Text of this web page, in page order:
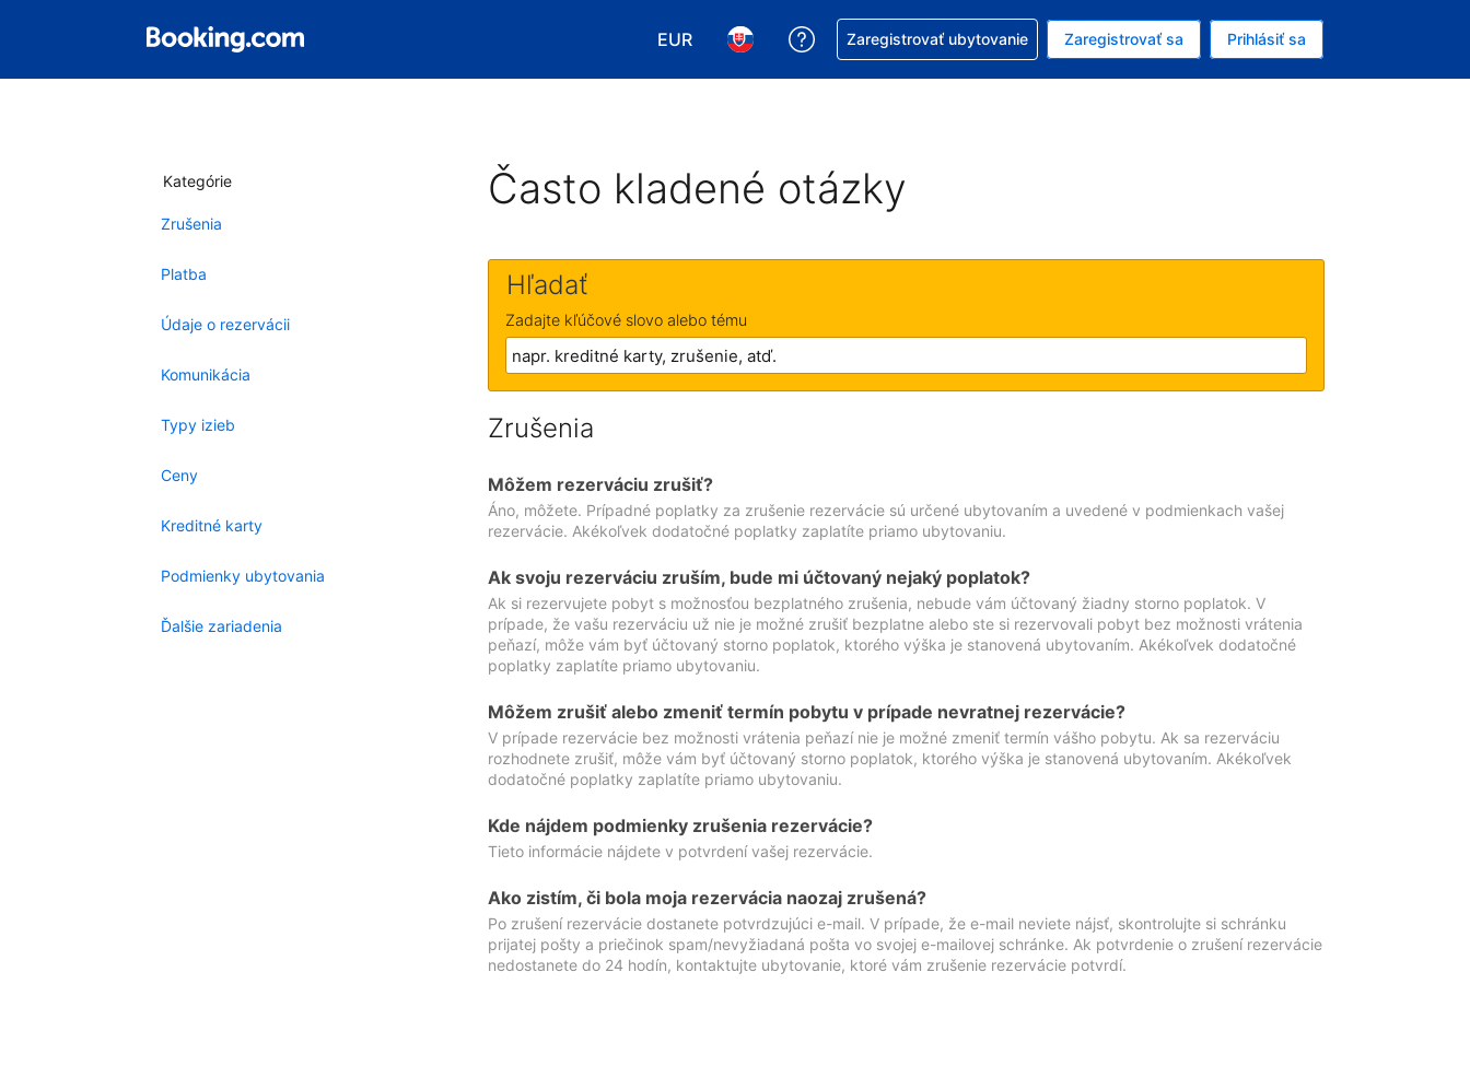
EUR
Vybrať menu. Momentálne máte zvolenú menu EUR
Vybrať jazyk. Momentálne máte zvolený jazyk V slovenčine
Získajte pomoc s rezerváciou
Zaregistrovať ubytovanie Zaregistrovať sa Prihlásiť sa
Kategórie
Zrušenia
Platba
Údaje o rezervácii
Komunikácia
Typy izieb
Ceny
Kreditné karty
Podmienky ubytovania
Ďalšie zariadenia
Často kladené otázky
Hľadať
Zadajte kľúčové slovo alebo tému
Zrušenia
Môžem rezerváciu zrušiť?
Áno, môžete. Prípadné poplatky za zrušenie rezervácie sú určené ubytovaním a uvedené v podmienkach vašej
rezervácie. Akékoľvek dodatočné poplatky zaplatíte priamo ubytovaniu.
Ak svoju rezerváciu zruším, bude mi účtovaný nejaký poplatok?
Ak si rezervujete pobyt s možnosťou bezplatného zrušenia, nebude vám účtovaný žiadny storno poplatok. V
prípade, že vašu rezerváciu už nie je možné zrušiť bezplatne alebo ste si rezervovali pobyt bez možnosti vrátenia
peňazí, môže vám byť účtovaný storno poplatok, ktorého výška je stanovená ubytovaním. Akékoľvek dodatočné
poplatky zaplatíte priamo ubytovaniu.
Môžem zrušiť alebo zmeniť termín pobytu v prípade nevratnej rezervácie?
V prípade rezervácie bez možnosti vrátenia peňazí nie je možné zmeniť termín vášho pobytu. Ak sa rezerváciu
rozhodnete zrušiť, môže vám byť účtovaný storno poplatok, ktorého výška je stanovená ubytovaním. Akékoľvek
dodatočné poplatky zaplatíte priamo ubytovaniu.
Kde nájdem podmienky zrušenia rezervácie?
Tieto informácie nájdete v potvrdení vašej rezervácie.
Ako zistím, či bola moja rezervácia naozaj zrušená?
Po zrušení rezervácie dostanete potvrdzujúci e-mail. V prípade, že e-mail neviete nájsť, skontrolujte si schránku
prijatej pošty a priečinok spam/nevyžiadaná pošta vo svojej e-mailovej schránke. Ak potvrdenie o zrušení rezervácie
nedostanete do 24 hodín, kontaktujte ubytovanie, ktoré vám zrušenie rezervácie potvrdí.